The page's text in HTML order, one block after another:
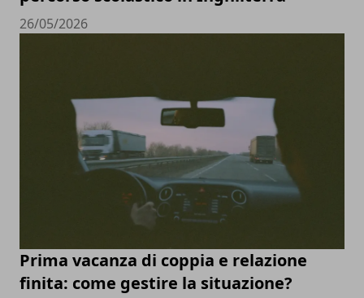
26/05/2026
Prima vacanza di coppia e relazione
finita: come gestire la situazione?